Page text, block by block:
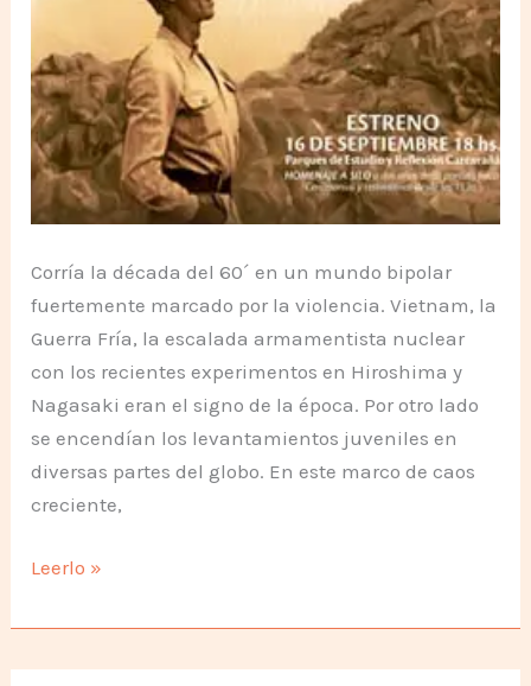
Corría la década del 60´ en un mundo bipolar
fuertemente marcado por la violencia. Vietnam, la
Guerra Fría, la escalada armamentista nuclear
con los recientes experimentos en Hiroshima y
Nagasaki eran el signo de la época. Por otro lado
se encendían los levantamientos juveniles en
diversas partes del globo. En este marco de caos
creciente,
Silo,
fin
del
Leerlo »